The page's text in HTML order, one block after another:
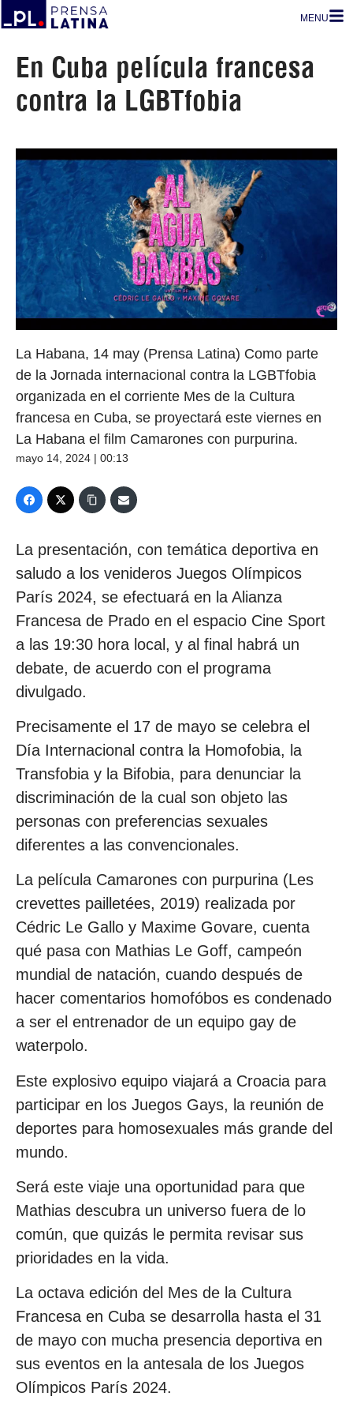
MENU
En Cuba película francesa
contra la LGBTfobia
La Habana, 14 may (Prensa Latina) Como parte
de la Jornada internacional contra la LGBTfobia
organizada en el corriente Mes de la Cultura
francesa en Cuba, se proyectará este viernes en
La Habana el film Camarones con purpurina.
mayo 14, 2024 | 00:13
La presentación, con temática deportiva en
saludo a los venideros Juegos Olímpicos
París 2024, se efectuará en la Alianza
Francesa de Prado en el espacio Cine Sport
a las 19:30 hora local, y al final habrá un
debate, de acuerdo con el programa
divulgado.
Precisamente el 17 de mayo se celebra el
Día Internacional contra la Homofobia, la
Transfobia y la Bifobia, para denunciar la
discriminación de la cual son objeto las
personas con preferencias sexuales
diferentes a las convencionales.
La película Camarones con purpurina (Les
crevettes pailletées, 2019) realizada por
Cédric Le Gallo y Maxime Govare, cuenta
qué pasa con Mathias Le Goff, campeón
mundial de natación, cuando después de
hacer comentarios homofóbos es condenado
a ser el entrenador de un equipo gay de
waterpolo.
Este explosivo equipo viajará a Croacia para
participar en los Juegos Gays, la reunión de
deportes para homosexuales más grande del
mundo.
Será este viaje una oportunidad para que
Mathias descubra un universo fuera de lo
común, que quizás le permita revisar sus
prioridades en la vida.
La octava edición del Mes de la Cultura
Francesa en Cuba se desarrolla hasta el 31
de mayo con mucha presencia deportiva en
sus eventos en la antesala de los Juegos
Olímpicos París 2024.